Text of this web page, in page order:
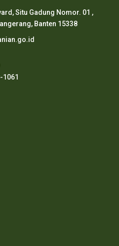
Situ Gadung Nomor. 01 ,
Banten 15338
1061